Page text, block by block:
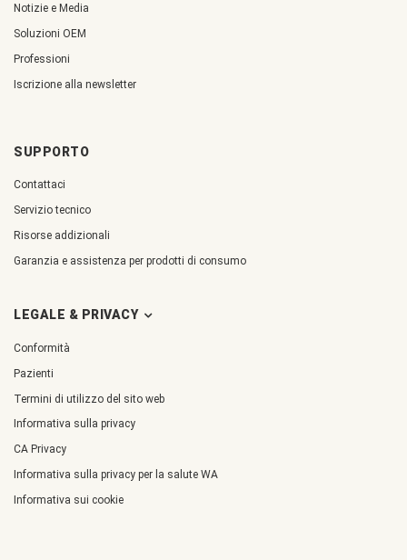
Notizie e Media
Soluzioni OEM
Professioni
Iscrizione alla newsletter
SUPPORTO
Contattaci
Servizio tecnico
Risorse addizionali
Garanzia e assistenza per prodotti di consumo
LEGALE & PRIVACY
Conformità
Pazienti
Termini di utilizzo del sito web
Informativa sulla privacy
CA Privacy
Informativa sulla privacy per la salute WA
Informativa sui cookie